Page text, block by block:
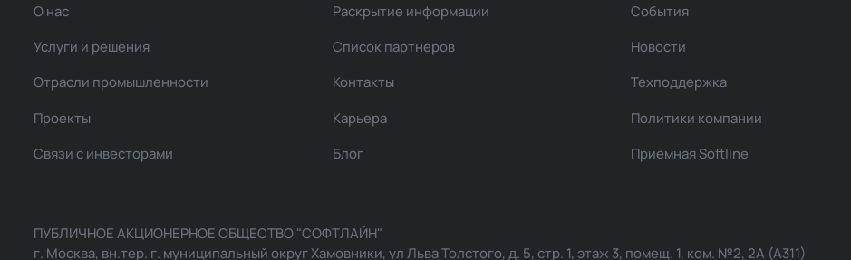
О нас
Услуги и решения
Отрасли промышленности
Проекты
Связи с инвесторами
Раскрытие информации
Список партнеров
Контакты
Карьера
Блог
События
Новости
Техподдержка
Политики компании
Приемная Softline
ПУБЛИЧНОЕ АКЦИОНЕРНОЕ ОБЩЕСТВО "СОФТЛАЙН"
г. Москва, вн.тер. г. муниципальный округ Хамовники, ул Льва Толстого, д. 5, стр. 1, этаж 3, помещ. 1, ком. №2, 2А (А311)